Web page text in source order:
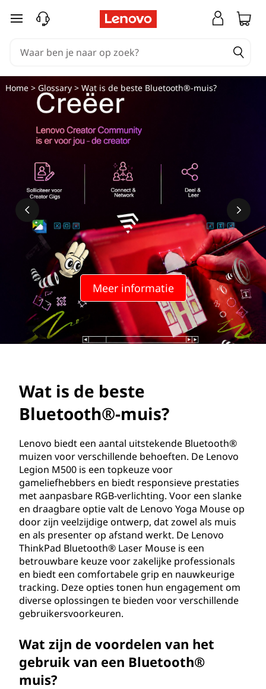
W
l
Ga naar de hoofdinhoud
Meer informatie
Home> Glossary> Wat is de beste Bluetooth®-muis?
Wat is de beste
Bluetooth®-muis?
Lenovo biedt een aantal uitstekende Bluetooth®
muizen voor verschillende behoeften. De Lenovo
Legion M500 is een topkeuze voor
gameliefhebbers en biedt responsieve prestaties
met aanpasbare RGB-verlichting. Voor een slanke
en draagbare optie valt de Lenovo Yoga Mouse op
door zijn veelzijdige ontwerp, dat zowel als muis
en als presenter op afstand werkt. De Lenovo
ThinkPad Bluetooth® Laser Mouse is een
betrouwbare keuze voor zakelijke professionals
en biedt een comfortabele grip en nauwkeurige
tracking. Deze opties tonen hun engagement om
diverse oplossingen te bieden voor verschillende
gebruikersvoorkeuren.
Wat zijn de voordelen van het
gebruik van een Bluetooth®
muis?